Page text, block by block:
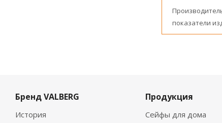
показатели
Бренд VALBERG
История
Продукция
Сейфы для дома